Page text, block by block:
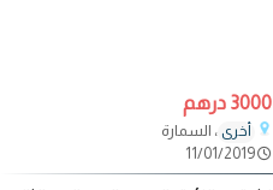
3000 درهم
أخرى ، السمارة
11/01/2019